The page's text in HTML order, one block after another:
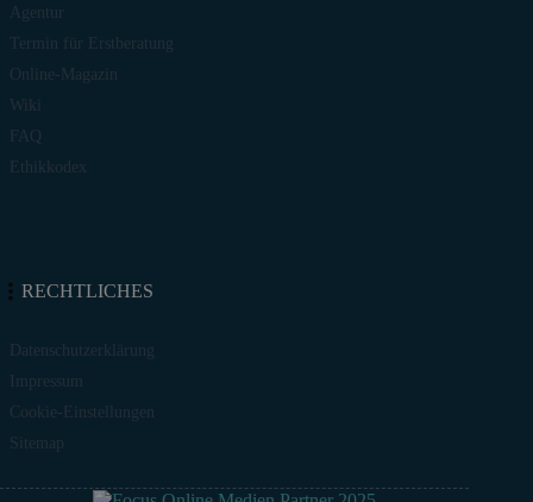
Agentur
Termin für Erstberatung
Online-Magazin
Wiki
FAQ
Ethikkodex
RECHTLICHES
Datenschutzerklärung
Impressum
Cookie-Einstellungen
Sitemap